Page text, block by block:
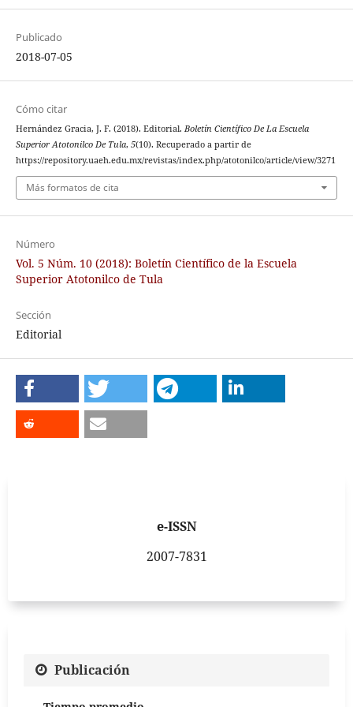
Publicado
2018-07-05
Cómo citar
Hernández Gracia, J. F. (2018). Editorial. Boletín Científico De La Escuela
Superior Atotonilco De Tula, 5(10). Recuperado a partir de
https://repository.uaeh.edu.mx/revistas/index.php/atotonilco/article/view/3271
Más formatos de cita
Número
Vol. 5 Núm. 10 (2018): Boletín Científico de la Escuela
Superior Atotonilco de Tula
Sección
Editorial
e-ISSN
2007-7831
Publicación